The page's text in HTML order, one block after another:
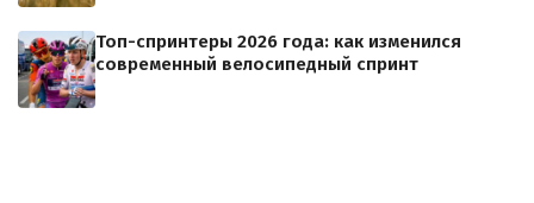
Топ-спринтеры 2026 года: как изменился
современный велосипедный спринт